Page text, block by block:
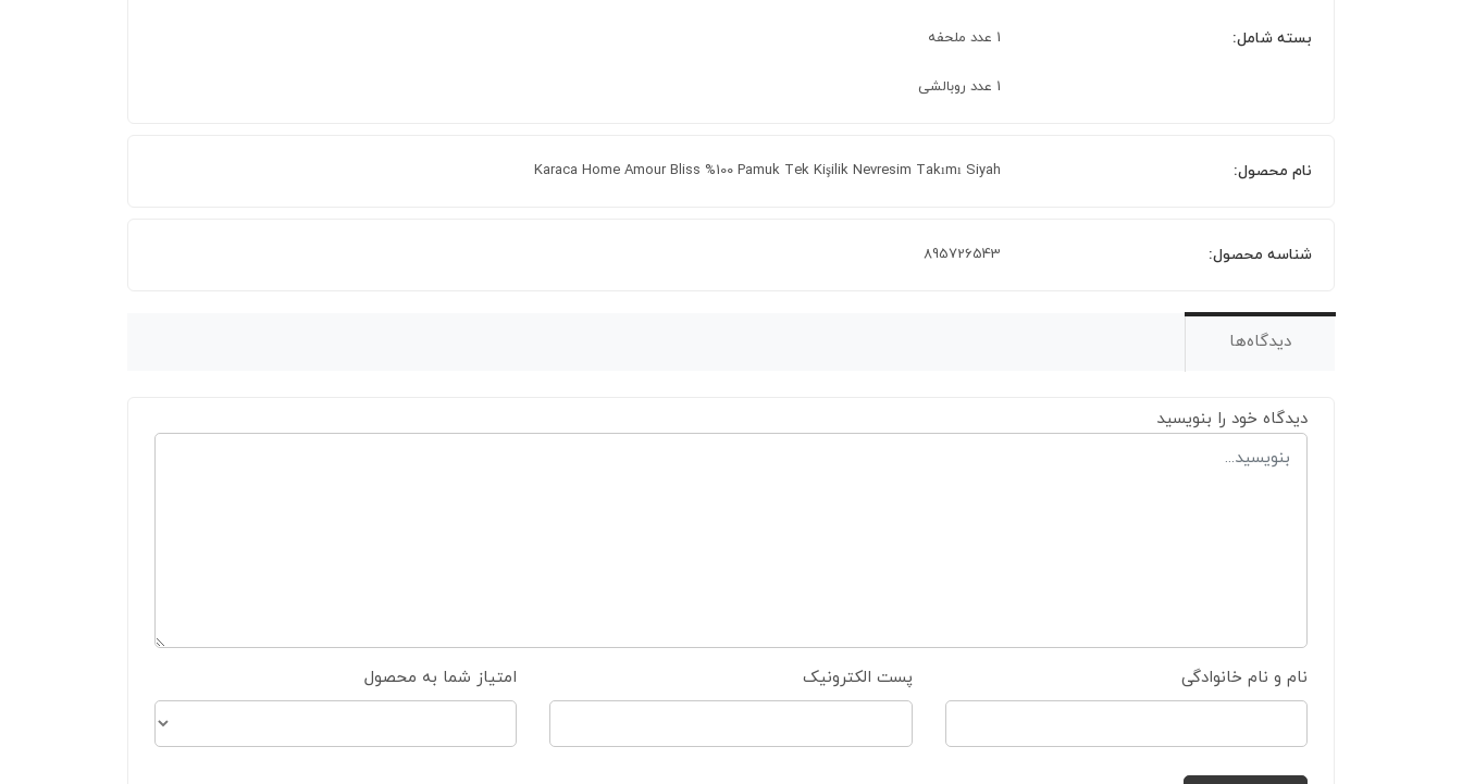
بسته شامل: 1 عدد ملحفه
1 عدد روبالشی
نام محصول: Karaca Home Amour Bliss %100 Pamuk Tek Kişilik Nevresim Takımı Siyah
شناسه محصول: 895726543
دیدگاه‌ها
دیدگاه خود را بنویسید
نام و نام خانوادگی پست الکترونیک امتیاز شما به محصول